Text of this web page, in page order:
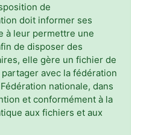
de
doit informer ses
à leur permettre une
de disposer des
elle gère un fichier de
avec la fédération
nationale, dans
et conformément à la
aux fichiers et aux